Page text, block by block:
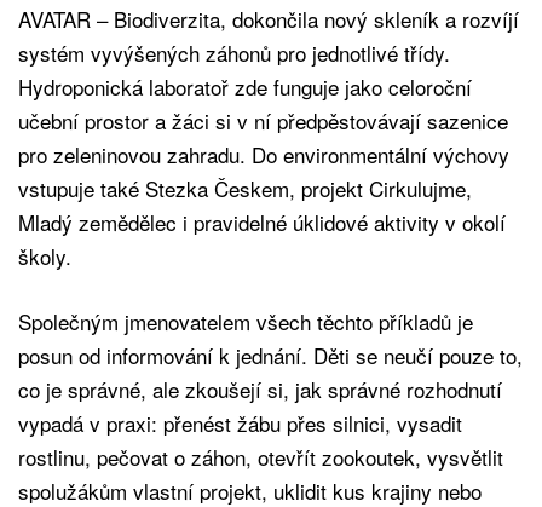
AVATAR – Biodiverzita, dokončila nový skleník a rozvíjí
systém vyvýšených záhonů pro jednotlivé třídy.
Hydroponická laboratoř zde funguje jako celoroční
učební prostor a žáci si v ní předpěstovávají sazenice
pro zeleninovou zahradu. Do environmentální výchovy
vstupuje také Stezka Českem, projekt Cirkulujme,
Mladý zemědělec i pravidelné úklidové aktivity v okolí
školy.
Společným jmenovatelem všech těchto příkladů je
posun od informování k jednání. Děti se neučí pouze to,
co je správné, ale zkoušejí si, jak správné rozhodnutí
vypadá v praxi: přenést žábu přes silnici, vysadit
rostlinu, pečovat o záhon, otevřít zookoutek, vysvětlit
spolužákům vlastní projekt, uklidit kus krajiny nebo